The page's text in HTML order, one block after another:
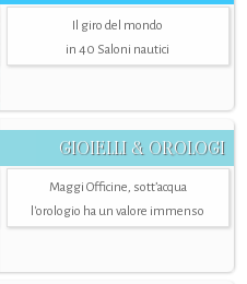
Il giro del mondo
in 40 Saloni nautici
GIOIELLI & OROLOGI
Maggi Officine, sott’acqua
l'orologio ha un valore immenso